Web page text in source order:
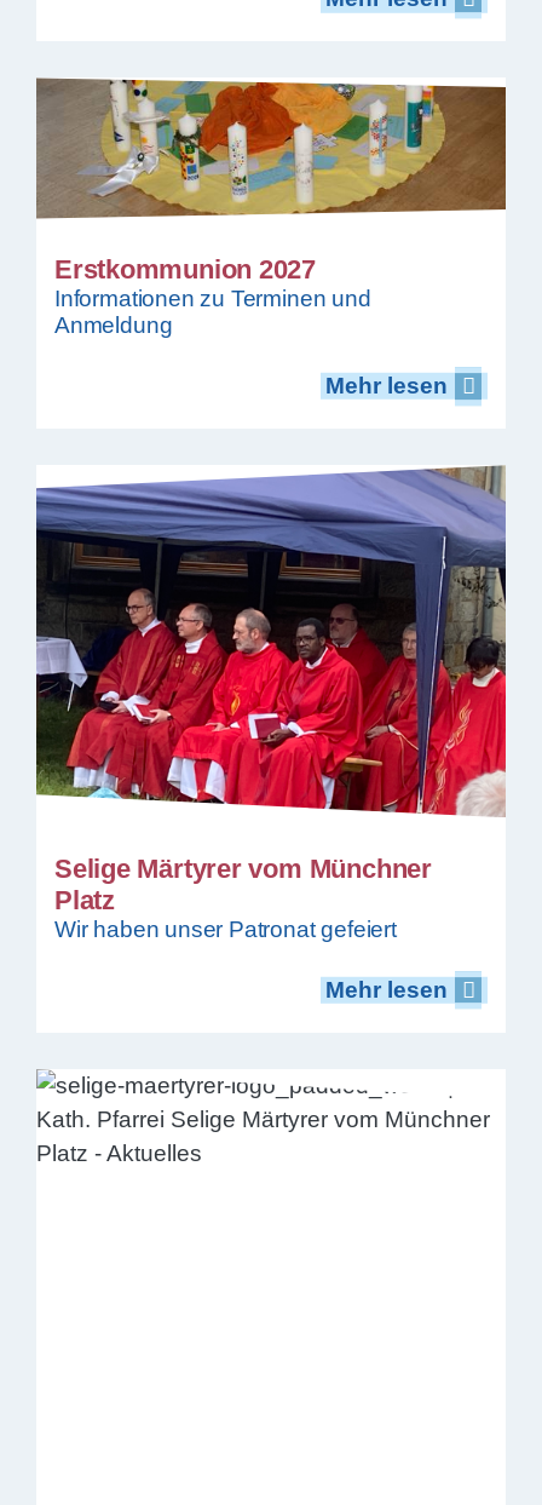
Erstkommunion 2027
Informationen zu Terminen und
Anmeldung
Mehr lesen
Mehr lesen
Selige Märtyrer vom Münchner
Platz
Wir haben unser Patronat gefeiert
Mehr lesen
Mehr lesen